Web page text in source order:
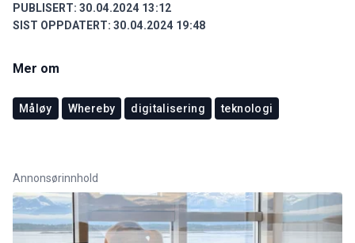
PUBLISERT: 30.04.2024 13:12
SIST OPPDATERT: 30.04.2024 19:48
Mer om
Måløy Whereby digitalisering teknologi
Annonsørinnhold